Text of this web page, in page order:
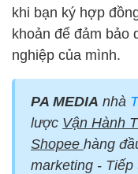
khi bạn ký hợp
khoản để đảm bảo
nghiệp của mình.
PA MEDIA nhà
lược Vận Hành
Shopee hàng
marketing -